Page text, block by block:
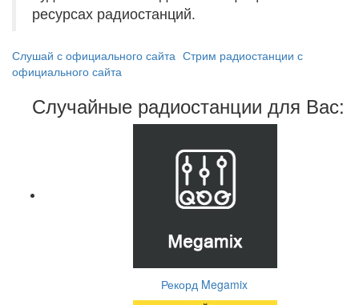
ресурсах радиостанций.
Слушай с официального сайта Стрим радиостанции с
официального сайта
Случайные радиостанции для Вас:
Рекорд Megamix